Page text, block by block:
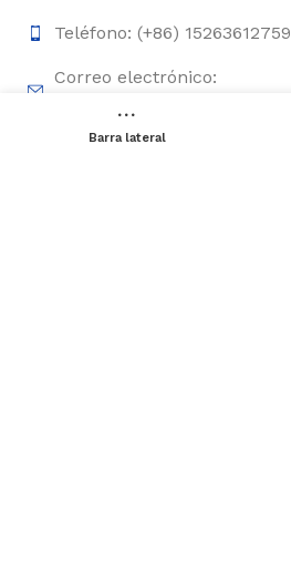
Teléfono: (+86) 15263612759
Correo electrónico:
Barra lateral